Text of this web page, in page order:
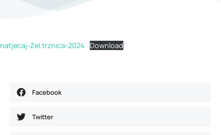
natjecaj-Zel.trznica-2024 Download
Facebook
Twitter